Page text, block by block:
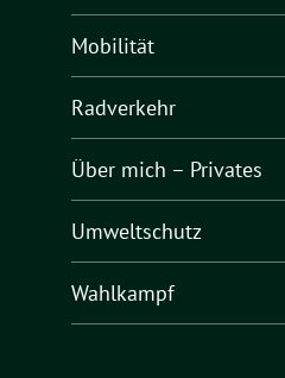
Mobilität
Radverkehr
Über mich – Privates
Umweltschutz
Wahlkampf